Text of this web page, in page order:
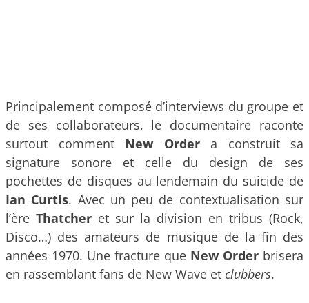
Principalement composé d’interviews du groupe et
de ses collaborateurs, le documentaire raconte
surtout comment New Ordera construit sa
signature sonore et celle du design de ses
pochettes de disques au lendemain du suicide de
Ian Curtis. Avec un peu de contextualisation sur
l’ère Thatcher et sur la division en tribus (Rock,
Disco…) des amateurs de musique de la fin des
années 1970. Une fracture que New Order brisera
en rassemblant fans de New Wave et clubbers.